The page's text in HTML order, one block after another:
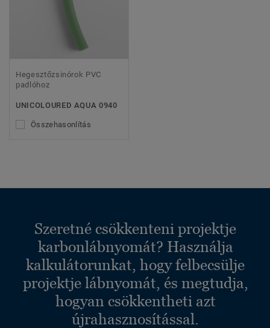
Hegesztőzsinórok PVC
padlóhoz
UNICOLOURED AQUA 0940
Összehasonlítás
Szeretné csökkenteni projektje
karbonlábnyomát? Használja
kalkulátorunkat, hogy felbecsülje
projektje lábnyomát, és megtudja,
hogyan csökkentheti azt
újrahasznosítással.